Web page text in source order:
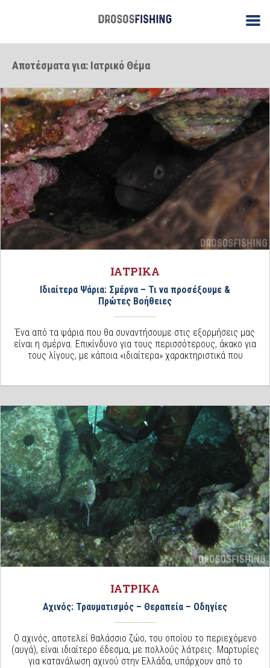
Αποτέσματα για: Ιατρικό Θέμα
ΙΑΤΡΙΚΑ
Ιδιαίτερα Ψάρια: Σμέρνα – Τι να προσέξουμε &
Πρώτες Βοήθειες
Ένα από τα ψάρια που θα συναντήσουμε στις εξορμήσεις μας
είναι η σμέρνα. Επικίνδυνο για τους περισσότερους, άκακο για
τους λίγους, με κάποια «ιδιαίτερα» χαρακτηριστικά που
ΙΑΤΡΙΚΑ
Αχινός: Τραυματισμός – Θεραπεία – Οδηγίες
Ο αχινός, αποτελεί θαλάσσιο ζώο, του οποίου το περιεχόμενο
(αυγά), είναι ιδιαίτερο έδεσμα, με πολλούς λάτρεις. Μαρτυρίες
για κατανάλωση αχινού στην Ελλάδα, υπάρχουν από το